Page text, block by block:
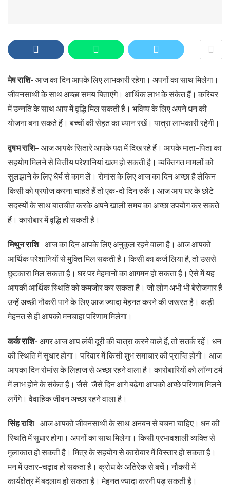
मेष राशि- आज का दिन आपके लिए लाभकारी रहेगा। अपनों का साथ मिलेगा।
जीवनसाथी के साथ अच्छा समय बिताएंगे। आर्थिक लाभ के संकेत हैं। करियर
में उन्नति के साथ आय में वृद्धि मिल सकती है। भविष्य के लिए अपने धन की
योजना बना सकते हैं। बच्चों की सेहत का ध्यान रखें। यात्रा लाभकारी रहेगी।
वृषभ राशि– आज आपके सितारे आपके पक्ष में दिख रहे हैं। आपके माता-पिता का
सहयोग मिलने से वित्तीय परेशानियां खत्म हो सकती है। व्यक्तिगत मामलों को
सुलझाने के लिए धैर्य से काम लें। रोमांस के लिए आज का दिन अच्छा है लेकिन
किसी को प्रपोज करना चाहते हैं तो एक-दो दिन रुकें। आज आप घर के छोटे
सदस्यों के साथ बातचीत करके अपने खाली समय का अच्छा उपयोग कर सकते
हैं। कारोबार में वृद्धि हो सकती है।
मिथुन राशि– आज का दिन आपके लिए अनुकूल रहने वाला है। आज आपको
आर्थिक परेशानियों से मुक्ति मिल सकती है। किसी का कर्ज लिया है, तो उससे
छुटकारा मिल सकता है। घर पर मेहमानों का आगमन हो सकता है। ऐसे में यह
आपकी आर्थिक स्थिति को कमजोर कर सकता है। जो लोग अभी भी बेरोजगार हैं
उन्हें अच्छी नौकरी पाने के लिए आज ज्यादा मेहनत करने की जरूरत है। कड़ी
मेहनत से ही आपको मनचाहा परिणाम मिलेगा।
कर्क राशि- अगर आज आप लंबी दूरी की यात्रा करने वाले हैं, तो सतर्क रहें। धन
की स्थिति में सुधार होगा। परिवार में किसी शुभ समाचार की प्राप्ति होगी। आज
आपका दिन रोमांस के लिहाज से अच्छा रहने वाला है। कारोबारियों को लॉन्ग टर्म
में लाभ होने के संकेत हैं। जैसे-जैसे दिन आगे बढ़ेगा आपको अच्छे परिणाम मिलने
लगेंगे। वैवाहिक जीवन अच्छा रहने वाला है।
सिंह राशि– आज आपको जीवनसाथी के साथ अनबन से बचना चाहिए। धन की
स्थिति में सुधार होगा। अपनों का साथ मिलेगा। किसी प्रभावशाली व्यक्ति से
मुलाकात हो सकती है। मित्र के सहयोग से कारोबार में विस्तार हो सकता है।
मन में उतार-चढ़ाव हो सकता है। क्रोध के अतिरेक से बचें। नौकरी में
कार्यक्षेत्र में बदलाव हो सकता है। मेहनत ज्यादा करनी पड़ सकती है।